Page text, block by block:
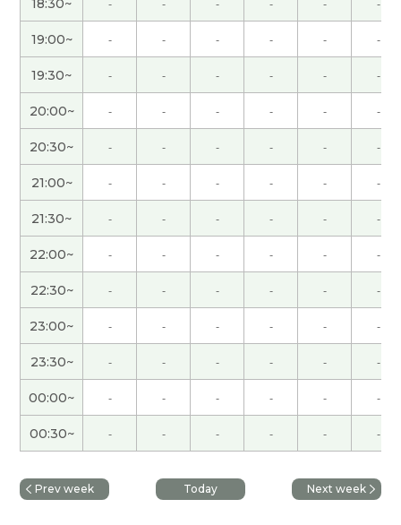
う間に経ちます！楽しく勉強できる先生にご縁が
あったことは、とてもありがたいなーと感謝しかあ
りません。
谢谢老师！每次都开心 下次再见！( 男性 )
うまく話せなくても考えるのを待って優しく修正ポ
イントなどを教えてくださるので、間違いを恐れず
話してみよう！と毎回レッスンが楽しみです。いつ
もありがとうございます。
宋老师 谢谢你的课， 我也聊得很开心。下次见！
普段から沢山お話ししながら学んでます。 お陰様
でHSK3級受かりました！ありがとうございます😊
毎回のレッスンをとても楽しみにしています。勉強
不足が最大の要因とわかっているものの、人と比べ
て上手じゃないなと焦りを感じて定期的に落ち込
んでしまうのですが、いいところを褒めていただい
ていけばいいですよとアドバイスいただいて楽に
なりました。いつもありがとうございます！
19:00~ - - - - - -
19:30~ - - - - - -
20:00~ - - - - - -
20:30~ - - - - - -
21:00~ - - - - - -
21:30~ - - - - - -
22:00~ - - - - - -
22:30~ - - - - - -
23:00~ - - - - - -
23:30~ - - - - - -
00:00~ - - - - - -
00:30~ - - - - - -
Prev week Today Next week